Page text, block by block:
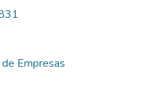
Empresas